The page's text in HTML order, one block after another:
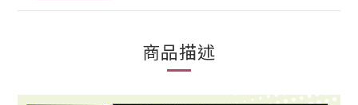
商品描述